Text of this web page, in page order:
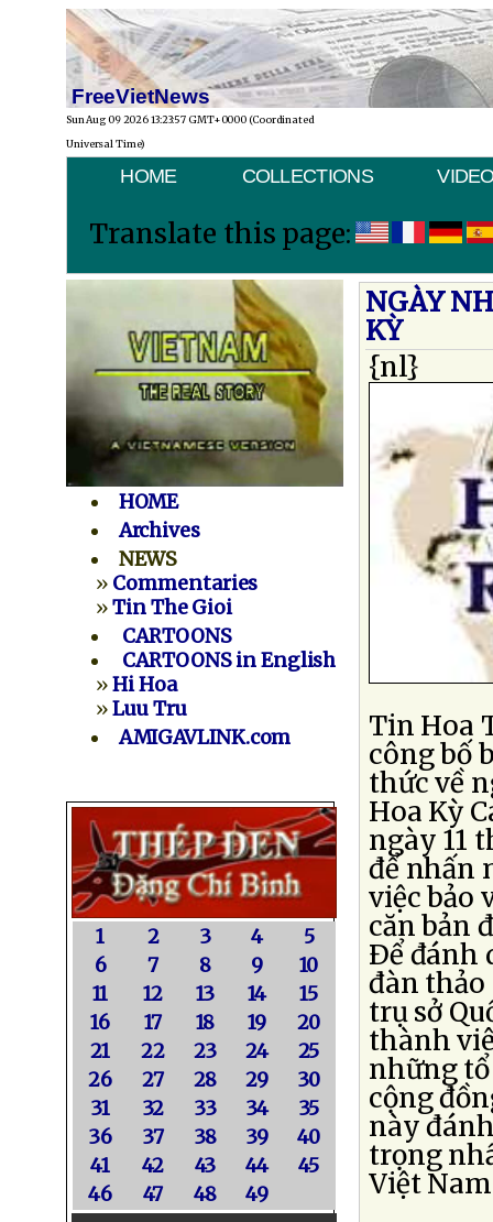
FreeVietNews
Sun Aug 09 2026 13:23:57 GMT+0000 (Coordinated
Universal Time)
HOME COLLECTIONS
Translate this page:
HOME
Archives
NEWS
» Commentaries
»Tin The Gioi
CARTOONS
CARTOONS in English
»Hi Hoa
»Luu Tru
AMIGAVLINK.com
1 2 3 4
5
6
7 8 9
10
11
12 13 14
15
16
17 18 19
20
21
22 23 24
25
26
27 28 29
30
31
32 33 34
35
36
37 38 39
40
41
42 43 44
45
46
47 48 49
NGÀY
KỲ
{nl}
Tin Hoa
công bố
thức về
Hoa Kỳ
ngày 11
để nhấn
việc bảo
căn bản
Ðể đánh
đàn
trụ sở
thành
những
cộng
này
trọng
Việt